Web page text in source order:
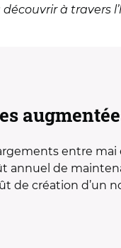
à travers
entre mai
annuel de
de création d’un